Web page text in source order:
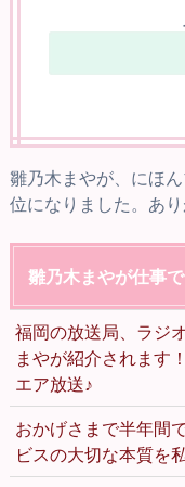
雛乃木まやが、にほ
位になりました。あ
雛乃木まやが仕事
福岡の放送局、ラジ
まやが紹介されます
エア放送♪
おかげさまで半年間
ビスの大切な本質を